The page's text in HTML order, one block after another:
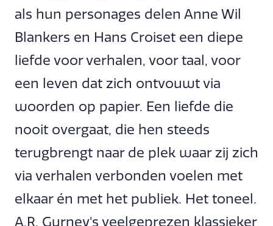
als hun personages delen Anne Wil
Blankers en Hans Croiset een diepe
liefde voor verhalen, voor taal, voor
een leven dat zich ontvouwt via
woorden op papier. Een liefde die
nooit overgaat, die hen steeds
terugbrengt naar de plek waar zij zich
via verhalen verbonden voelen met
elkaar én met het publiek. Het toneel.
A.R. Gurney's veelgeprezen klassieker